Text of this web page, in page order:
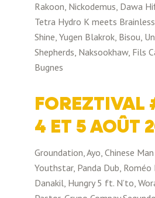
Rakoon, Nickodemus, Dawa
Tetra Hydro K meets
Shine, Yugen Blakrok, Bisou,
Shepherds, Naksookhaw, Fils
Bugnes
FOREZTIVAL
4 ET 5 AOÛT
Groundation, Ayo, Chinese
Youthstar, Panda Dub, Roméo
Danakil, Hungry 5 ft. N’to,